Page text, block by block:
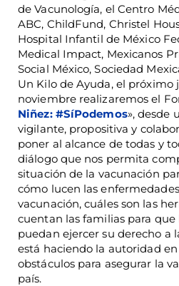
de Vacunología, el Centro
ABC, ChildFund, Christel
Hospital Infantil de México
Medical Impact, Mexicanos
Social México, Sociedad
Un Kilo de Ayuda, el próximo
noviembre realizaremos el
Niñez: #SíPodemos», desde
vigilante, propositiva y
poner al alcance de todas y
diálogo que nos permita
situación de la vacunación
cómo lucen las
vacunación, cuáles son las
cuentan las familias para que
puedan ejercer su derecho a
está haciendo la autoridad
obstáculos para asegurar la
país.